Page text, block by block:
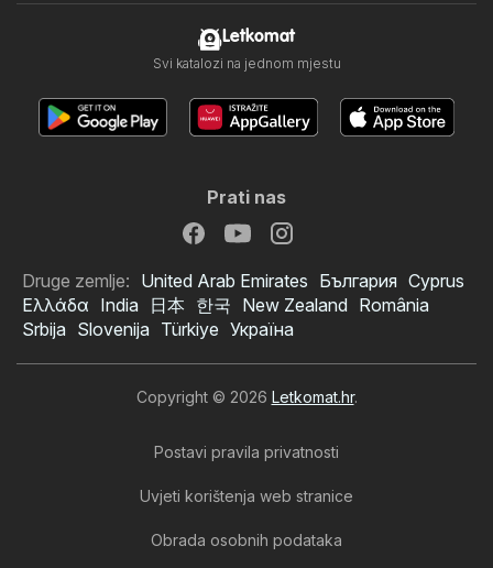
Letkomat
Svi katalozi na jednom mjestu
Prati nas
Druge zemlje: United Arab Emirates България Cyprus
Ελλάδα India 日本 한국 New Zealand România
Srbija Slovenija Türkiye Україна
Copyright © 2026 Letkomat.hr.
Postavi pravila privatnosti
Uvjeti korištenja web stranice
Obrada osobnih podataka